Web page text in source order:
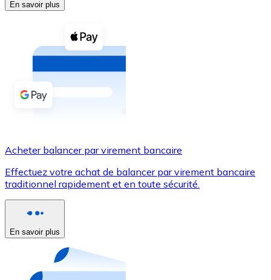
Voir toutes
Coupons crypto
Achetez des cryptomonnaies en espèces et d'autres
Acheter avec espèces
Virement SEPA
Utilisez les cartes Visa et Mastercard pour acheter
Acheter avec carte
Nouveau
Achetez des cartes-cadeaux de vos marques
En savoir plus
Acheter balancer par virement bancaire
Effectuez votre achat de balancer par virement bancaire
traditionnel rapidement et en toute sécurité.
En savoir plus